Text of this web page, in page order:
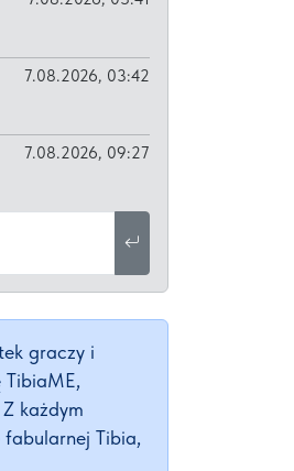
7.08.2026, 03:42
7.08.2026, 09:27
graczy i
TibiaME,
każdym
fabularnej Tibia,